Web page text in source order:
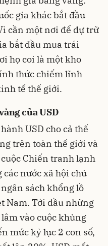
gia khác bắt đầu
cần một nơi để dự trữ
bắt đầu mua trái
họ coi là một kho
thức chiếm lĩnh
tế thế giới.
của USD
USD cho cả thế
trên toàn thế giới và
Chiến tranh lạnh
nước xã hội chủ
sách khổng lồ
Nam. Tới đầu những
vào cuộc khủng
mức kỷ lục 2 con số,